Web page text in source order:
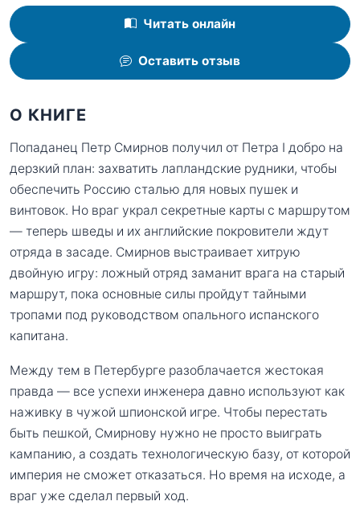
Читать онлайн
Оставить отзыв
О КНИГЕ
Попаданец Петр Смирнов получил от Петра I добро на
дерзкий план: захватить лапландские рудники, чтобы
обеспечить Россию сталью для новых пушек и
винтовок. Но враг украл секретные карты с маршрутом
— теперь шведы и их английские покровители ждут
отряда в засаде. Смирнов выстраивает хитрую
двойную игру: ложный отряд заманит врага на старый
маршрут, пока основные силы пройдут тайными
тропами под руководством опального испанского
капитана.
Между тем в Петербурге разоблачается жестокая
правда — все успехи инженера давно используют как
наживку в чужой шпионской игре. Чтобы перестать
быть пешкой, Смирнову нужно не просто выиграть
кампанию, а создать технологическую базу, от которой
империя не сможет отказаться. Но время на исходе, а
враг уже сделал первый ход.